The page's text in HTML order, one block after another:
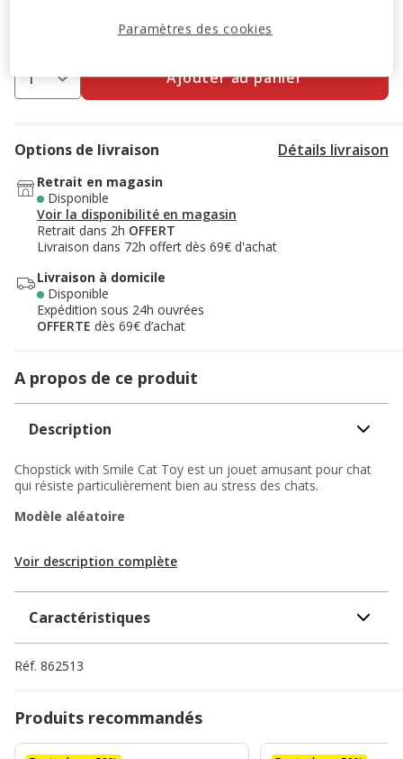
Ajouter au panier
Options de livraison Détails livraison
Retrait en magasin
Disponible
Voir la disponibilité en magasin
Retrait dans 2h OFFERT
Livraison dans 72h offert dès 69€ d'achat
Livraison à domicile
Disponible
Expédition sous 24h ouvrées
OFFERTE dès 69€ d’achat
A propos de ce produit
Description
Chopstick with Smile Cat Toy est un jouet amusant pour chat
qui résiste particulièrement bien au stress des chats.
Modèle aléatoire
Voir description complète
Caractéristiques
Réf. 862513
Produits recommandés
Paramètres des cookies